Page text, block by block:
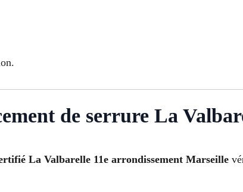
de serrure La
La Valbarelle 11e arrondissement Marseille